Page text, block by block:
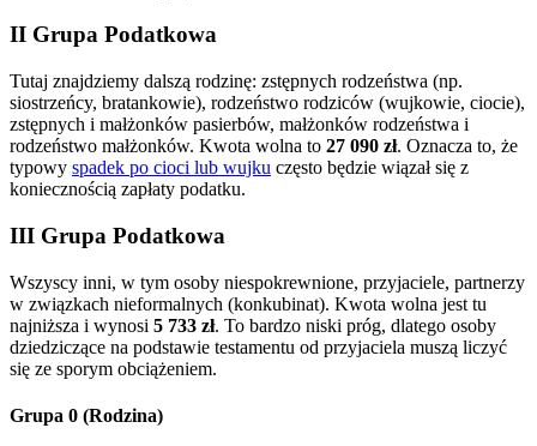
II Grupa Podatkowa
Tutaj znajdziemy dalszą rodzinę: zstępnych rodzeństwa (np.
siostrzeńcy, bratankowie), rodzeństwo rodziców (wujkowie, ciocie),
zstępnych i małżonków pasierbów, małżonków rodzeństwa i
rodzeństwo małżonków. Kwota wolna to 27 090 zł. Oznacza to, że
typowy spadek po cioci lub wujku często będzie wiązał się z
koniecznością zapłaty podatku.
III Grupa Podatkowa
Wszyscy inni, w tym osoby niespokrewnione, przyjaciele, partnerzy
w związkach nieformalnych (konkubinat). Kwota wolna jest tu
najniższa i wynosi 5 733 zł. To bardzo niski próg, dlatego osoby
dziedziczące na podstawie testamentu od przyjaciela muszą liczyć
się ze sporym obciążeniem.
Grupa 0 (Rodzina)